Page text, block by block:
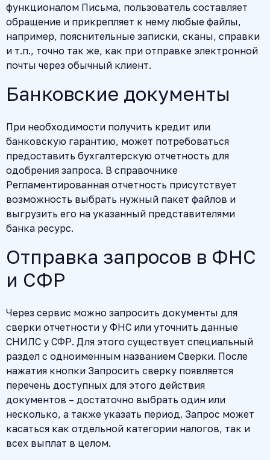
функционалом Письма, пользователь составляет
обращение и прикрепляет к нему любые файлы,
например, пояснительные записки, сканы, справки
и т.п., точно так же, как при отправке электронной
почты через обычный клиент.
Банковские документы
При необходимости получить кредит или
банковскую гарантию, может потребоваться
предоставить бухгалтерскую отчетность для
одобрения запроса. В справочнике
Регламентированная отчетность присутствует
возможность выбрать нужный пакет файлов и
выгрузить его на указанный представителями
банка ресурс.
Отправка запросов в ФНС
и СФР
Через сервис можно запросить документы для
сверки отчетности у ФНС или уточнить данные
СНИЛС у СФР. Для этого существует специальный
раздел с одноименным названием Сверки. После
нажатия кнопки Запросить сверку появляется
перечень доступных для этого действия
документов – достаточно выбрать один или
несколько, а также указать период. Запрос может
касаться как отдельной категории налогов, так и
всех выплат в целом.